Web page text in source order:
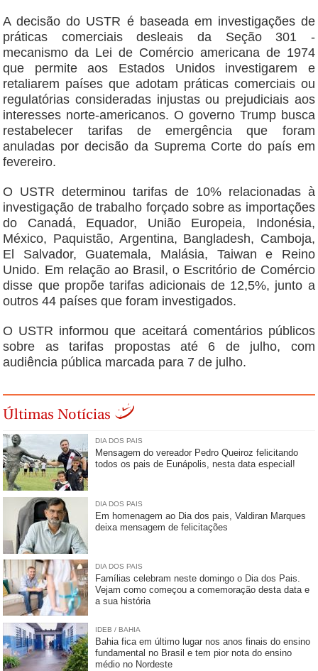
A decisão do USTR é baseada em investigações de
práticas comerciais desleais da Seção 301 -
mecanismo da Lei de Comércio americana de 1974
que permite aos Estados Unidos investigarem e
retaliarem países que adotam práticas comerciais ou
regulatórias consideradas injustas ou prejudiciais aos
interesses norte-americanos. O governo Trump busca
restabelecer tarifas de emergência que foram
anuladas por decisão da Suprema Corte do país em
fevereiro.
O USTR determinou tarifas de 10% relacionadas à
investigação de trabalho forçado sobre as importações
do Canadá, Equador, União Europeia, Indonésia,
México, Paquistão, Argentina, Bangladesh, Camboja,
El Salvador, Guatemala, Malásia, Taiwan e Reino
Unido. Em relação ao Brasil, o Escritório de Comércio
disse que propõe tarifas adicionais de 12,5%, junto a
outros 44 países que foram investigados.
O USTR informou que aceitará comentários públicos
sobre as tarifas propostas até 6 de julho, com
audiência pública marcada para 7 de julho.
Últimas Notícias
DIA DOS PAIS
Mensagem do vereador Pedro Queiroz felicitando
todos os pais de Eunápolis, nesta data especial!
DIA DOS PAIS
Em homenagem ao Dia dos pais, Valdiran Marques
deixa mensagem de felicitações
DIA DOS PAIS
Famílias celebram neste domingo o Dia dos Pais.
Vejam como começou a comemoração desta data e
a sua história
IDEB / BAHIA
Bahia fica em último lugar nos anos finais do ensino
fundamental no Brasil e tem pior nota do ensino
médio no Nordeste